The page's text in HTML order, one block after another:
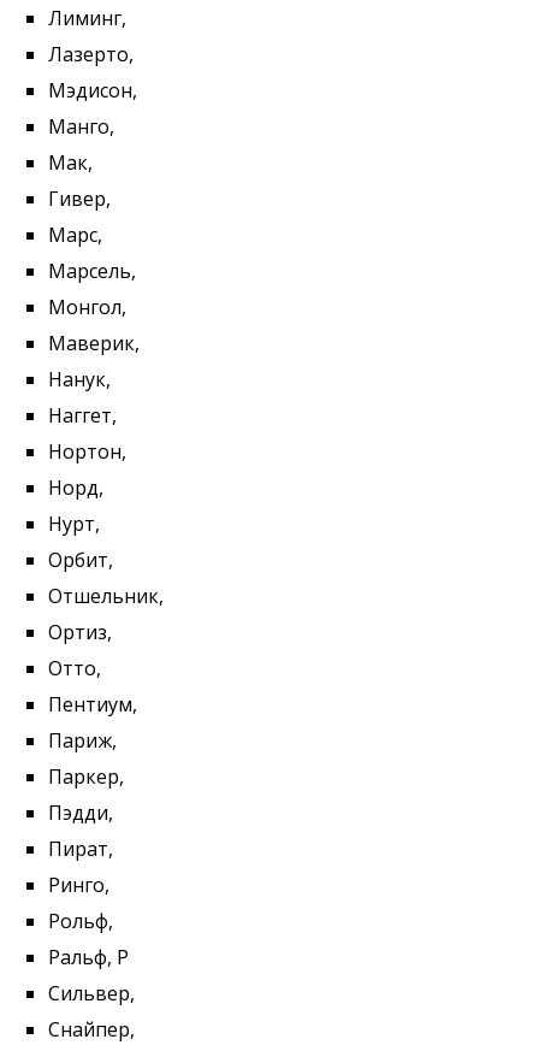
Лиминг,
Лазерто,
Мэдисон,
Манго,
Мак,
Гивер,
Марс,
Марсель,
Монгол,
Маверик,
Нанук,
Наггет,
Нортон,
Норд,
Нурт,
Орбит,
Отшельник,
Ортиз,
Отто,
Пентиум,
Париж,
Паркер,
Пэдди,
Пират,
Ринго,
Рольф,
Ральф, Р
Сильвер,
Снайпер,